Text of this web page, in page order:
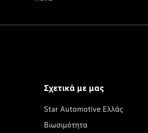
Σχετικά με μας
Star Automotive Ελλάς
Βιωσιμότητα